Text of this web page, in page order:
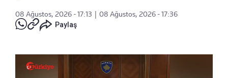
08 Ağustos, 2026 - 17:13
08 Ağustos, 2026 - 17:36
Paylaş